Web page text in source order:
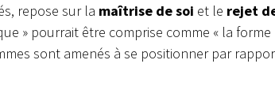
repose sur la maîtrise de soi et le rejet
» pourrait être comprise comme « la
sont amenés à se positionner par